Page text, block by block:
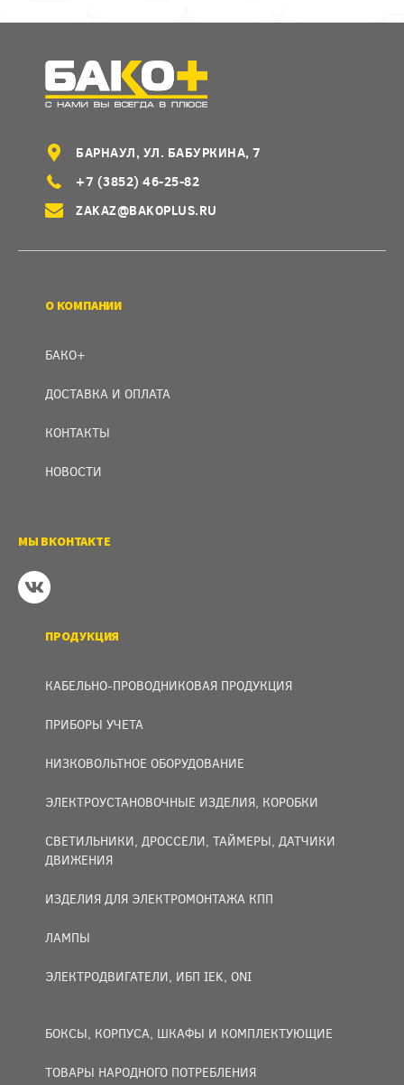
БАРНАУЛ, УЛ. БАБУРКИНА, 7
+7 (3852) 46-25-82
ZAKAZ@BAKOPLUS.RU
О КОМПАНИИ
БАКО+
ДОСТАВКА И ОПЛАТА
КОНТАКТЫ
НОВОСТИ
МЫ ВКОНТАКТЕ
ПРОДУКЦИЯ
КАБЕЛЬНО-ПРОВОДНИКОВАЯ ПРОДУКЦИЯ
ПРИБОРЫ УЧЕТА
НИЗКОВОЛЬТНОЕ ОБОРУДОВАНИЕ
ЭЛЕКТРОУСТАНОВОЧНЫЕ ИЗДЕЛИЯ, КОРОБКИ
СВЕТИЛЬНИКИ, ДРОССЕЛИ, ТАЙМЕРЫ, ДАТЧИКИ
ДВИЖЕНИЯ
ИЗДЕЛИЯ ДЛЯ ЭЛЕКТРОМОНТАЖА КПП
ЛАМПЫ
ЭЛЕКТРОДВИГАТЕЛИ, ИБП IEK, ONI
БОКСЫ, КОРПУСА, ШКАФЫ И КОМПЛЕКТУЮЩИЕ
ТОВАРЫ НАРОДНОГО ПОТРЕБЛЕНИЯ